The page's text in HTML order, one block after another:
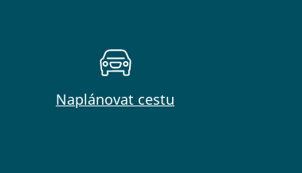
Naplánovat cestu